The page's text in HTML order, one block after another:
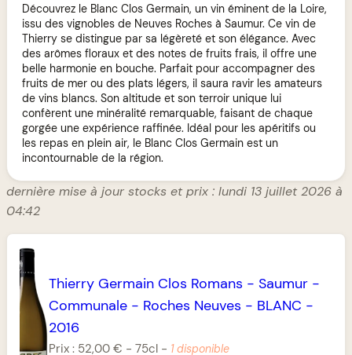
Découvrez le Blanc Clos Germain, un vin éminent de la Loire,
issu des vignobles de Neuves Roches à Saumur. Ce vin de
Thierry se distingue par sa légèreté et son élégance. Avec
des arômes floraux et des notes de fruits frais, il offre une
belle harmonie en bouche. Parfait pour accompagner des
fruits de mer ou des plats légers, il saura ravir les amateurs
de vins blancs. Son altitude et son terroir unique lui
confèrent une minéralité remarquable, faisant de chaque
gorgée une expérience raffinée. Idéal pour les apéritifs ou
les repas en plein air, le Blanc Clos Germain est un
incontournable de la région.
dernière mise à jour stocks et prix : lundi 13 juillet 2026 à
04:42
Thierry Germain Clos Romans - Saumur-
Communale- Roches Neuves - BLANC -
2016
Prix : 52,00 € - 75cl- 1 disponible